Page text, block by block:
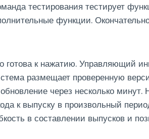
тестирования тестирует
функции.
готова к нажатию. Управляющий
размещает проверенную
через несколько минут.
к выпуску в произвольный
в составлении выпусков и